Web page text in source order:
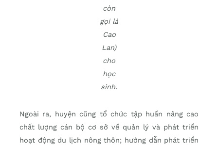
còn
gọi là
Cao
Lan)
cho
học
sinh.
Ngoài ra, huyện cũng tổ chức tập huấn nâng cao
chất lượng cán bộ cơ sở về quản lý và phát triển
hoạt động du lịch nông thôn; hướng dẫn phát triển